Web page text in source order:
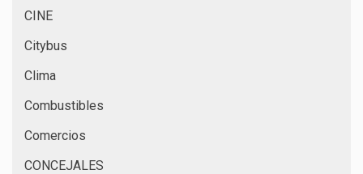
CINE
Citybus
Clima
Combustibles
Comercios
CONCEJALES